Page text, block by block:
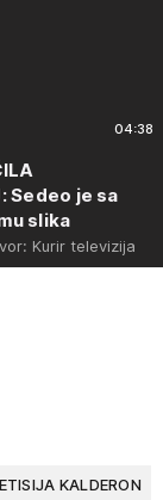
04:38
Sedeo je sa
slika
Kurir televizija
KALDERON